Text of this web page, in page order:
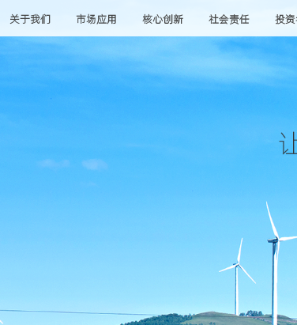
关于我们 市场应用 核心创新 社会责任 投